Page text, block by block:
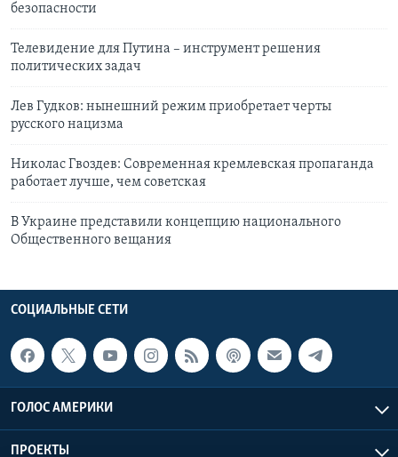
безопасности
Телевидение для Путина – инструмент решения
политических задач
Лев Гудков: нынешний режим приобретает черты
русского нацизма
Николас Гвоздев: Современная кремлевская пропаганда
работает лучше, чем советская
В Украине представили концепцию национального
Общественного вещания
СОЦИАЛЬНЫЕ СЕТИ
ГОЛОС АМЕРИКИ
ПРОЕКТЫ